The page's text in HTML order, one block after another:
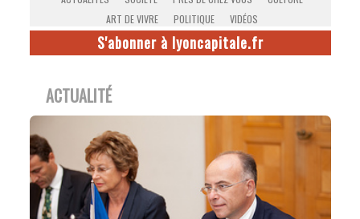
ART DE VIVRE
POLITIQUE VIDÉOS
S'abonner à lyoncapitale.fr
ACTUALITÉ